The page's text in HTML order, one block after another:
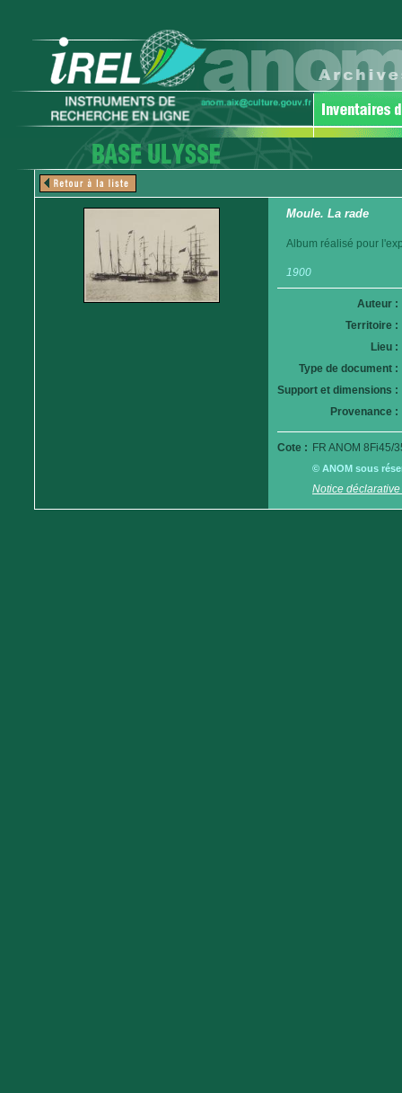
Moule. La rade
Album réalisé pour
1900
Auteur :
Territoire :
Lieu :
Type de document :
Support et dimensions :
Provenance :
Cote : FR ANOM 8Fi45/
© ANOM sous
Notice